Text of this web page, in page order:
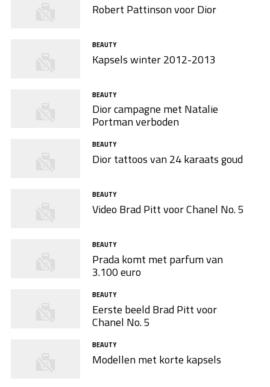
Robert Pattinson voor Dior
BEAUTY
Kapsels winter 2012-2013
BEAUTY
Dior campagne met Natalie
Portman verboden
BEAUTY
Dior tattoos van 24 karaats goud
BEAUTY
Video Brad Pitt voor Chanel No. 5
BEAUTY
Prada komt met parfum van
3.100 euro
BEAUTY
Eerste beeld Brad Pitt voor
Chanel No. 5
BEAUTY
Modellen met korte kapsels